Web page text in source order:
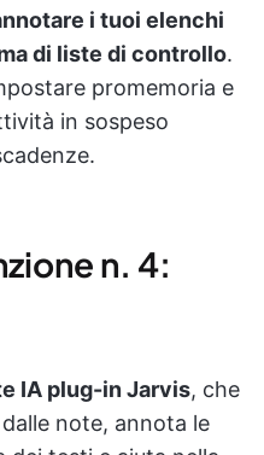
i tuoi elenchi
di liste di controllo.
promemoria e
in sospeso
n. 4:
IA plug-in Jarvis, che
note, annota le